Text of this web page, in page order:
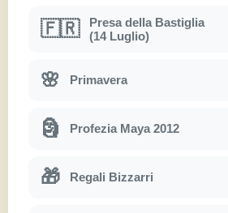
🇫🇷
Presa della Bastiglia
(14 Luglio)
🌸 Primavera
🗿 Profezia Maya 2012
🎁 Regali Bizzarri